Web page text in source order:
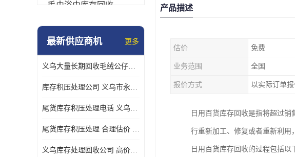
毛巾浴巾库存回收
水杯保温杯库存回收
五金工具库存回收
库存厨具回收
最新供应商机 更多
义乌大量长期回收毛绒公仔公司 高价回收库存积压 高价回收 欢迎电话咨询
库存积压处理公司 义乌市永峰贸易商行
尾货库存积压处理电话 义乌市永峰贸易商行
尾货库存积压处理 合理估价 量大量小均可
义乌库存处理回收公司 高价回收库存积压 大量尾货回收
产品描述
估价 免费
业务范围 全国
报价方式 以实际订单
日用百货库存回收是指将超过
行重新加工、修复或者重新利用
日用百货库存回收的过程包括以